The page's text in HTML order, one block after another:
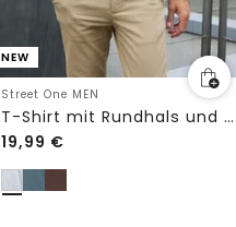
NEW
Street One MEN
T-Shirt mit Rundhals und Print
19,99 €